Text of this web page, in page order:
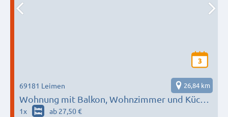
3
Wohnung mit Balkon, Wohnzimmer und Küche
in Leimen
69181 Leimen 26,84 km
1x ab 27,50 €